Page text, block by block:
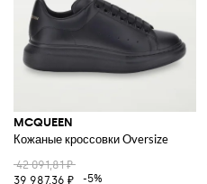
MCQUEEN
Кожаные кроссовки Oversize
42 091,81 ₽
39 987,36 ₽
-5%